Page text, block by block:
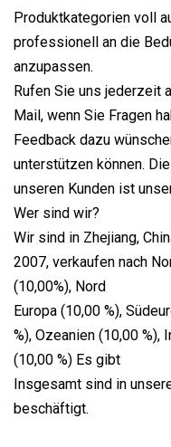
Produktkategorien voll
professionell an die
anzupassen.
Rufen Sie uns jederzeit
Mail, wenn Sie Fragen
Feedback dazu
unterstützen können.
unseren Kunden ist
Wer sind wir?
Wir sind in Zhejiang,
2007, verkaufen nach
(10,00%), Nord
Europa (10,00 %),
%), Ozeanien (10,00 %),
(10,00 %) Es gibt
Insgesamt sind in
beschäftigt.